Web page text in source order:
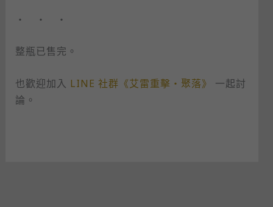
・ ・ ・
整瓶已售完。
也歡迎加入 LINE 社群《艾雷重擊・聚落》
一起討
論。